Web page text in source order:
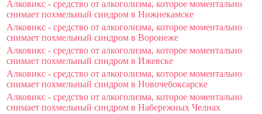
Алковикс - средство от алкоголизма, которое моментально
снимает похмельный синдром в Нижнекамске
Алковикс - средство от алкоголизма, которое моментально
снимает похмельный синдром в Воронеже
Алковикс - средство от алкоголизма, которое моментально
снимает похмельный синдром в Ижевске
Алковикс - средство от алкоголизма, которое моментально
снимает похмельный синдром в Новочебоксарске
Алковикс - средство от алкоголизма, которое моментально
снимает похмельный синдром в Набережных Челнах